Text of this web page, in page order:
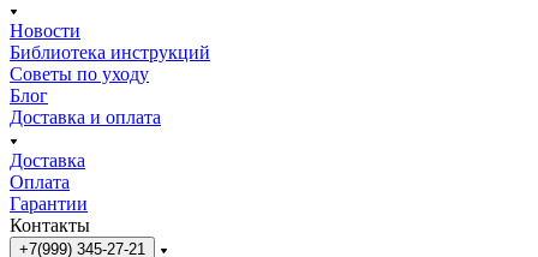
Новости
Библиотека инструкций
Советы по уходу
Блог
Доставка и оплата
Доставка
Оплата
Гарантии
Контакты
+7(999) 345-27-21